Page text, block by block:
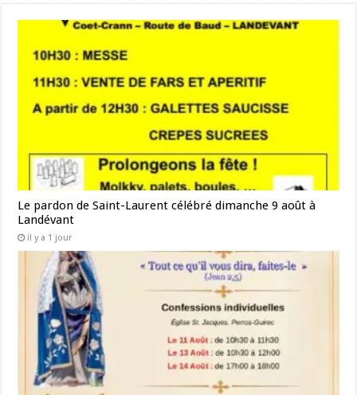
Le pardon de Saint-Laurent célébré dimanche 9 août à
Landévant
il y a 1 jour